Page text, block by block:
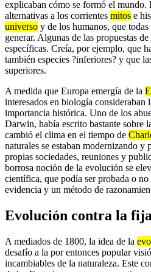
explicaban cómo se formó el mundo.
alternativas a los corrientes mitos e
universo y de los humanos, que
generar. Algunas de las propuestas
específicas. Creía, por ejemplo, que
también especies ?inferiores? y que
superiores.
A medida que Europa emergía de la
interesados en biología consideraban
importancia histórica. Uno de los
Darwin, había escrito bastante sobre
cambió el clima en el tiempo de
naturales se estaban modernizando y
propias sociedades, reuniones y
borrosa noción de la evolución se
científica, que podía ser probada o
evidencia y un método de
Evolución contra la
A mediados de 1800, la idea de la
desafío a la por entonces popular
incambiables de la naturaleza. Este